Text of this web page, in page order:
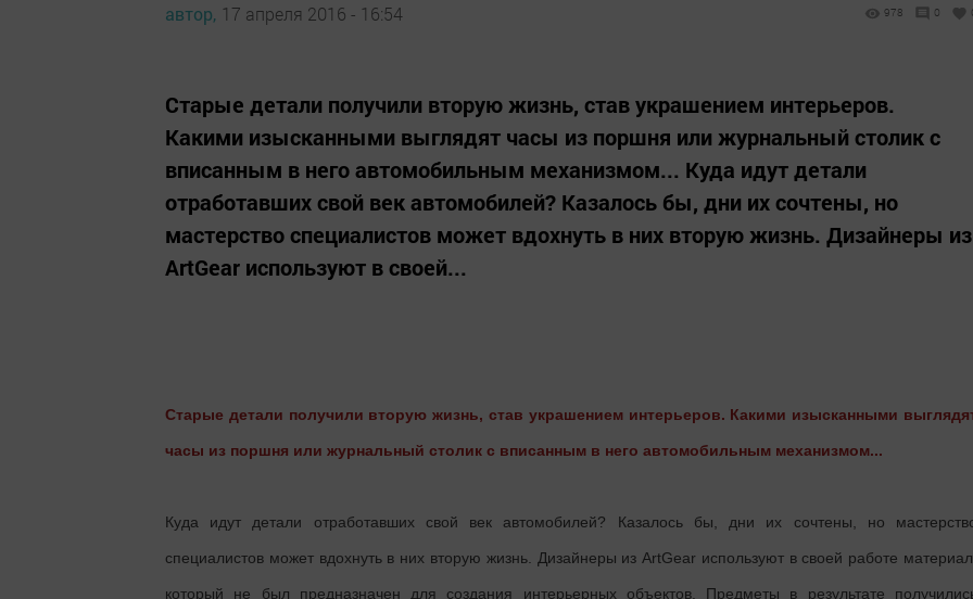
автор, 17 апреля 2016 - 16:54 978 0
Старые детали получили вторую жизнь, став украшением интерьеров.
Какими изысканными выглядят часы из поршня или журнальный столик с
вписанным в него автомобильным механизмом... Куда идут детали
отработавших свой век автомобилей? Казалось бы, дни их сочтены, но
мастерство специалистов может вдохнуть в них вторую жизнь. Дизайнеры из
ArtGear используют в своей...
Старые детали получили вторую жизнь, став украшением интерьеров. Какими изысканными
часы из поршня или журнальный столик с вписанным в него автомобильным механизмом...
Куда идут детали отработавших свой век автомобилей? Казалось бы, дни их сочтены, но
специалистов может вдохнуть в них вторую жизнь. Дизайнеры из ArtGear используют в своей работе
который не был предназначен для создания интерьерных объектов. Предметы в результате